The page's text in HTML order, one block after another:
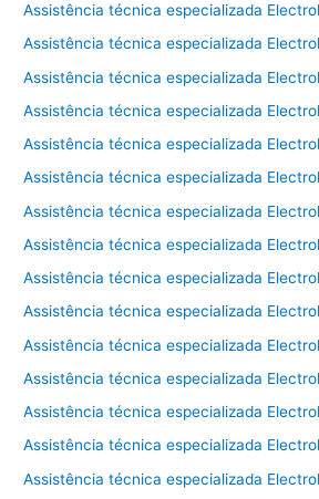
Assistência técnica especializada
Assistência técnica especializada
Assistência técnica especializada
Assistência técnica especializada
Assistência técnica especializada
Assistência técnica especializada
Assistência técnica especializada
Assistência técnica especializada
Assistência técnica especializada
Assistência técnica especializada
Assistência técnica especializada
Assistência técnica especializada
Assistência técnica especializada
Assistência técnica especializada
Assistência técnica especializada